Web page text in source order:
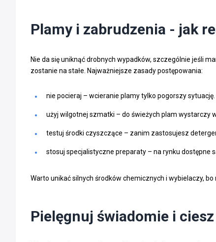
Plamy i zabrudzenia - jak
Nie da się uniknąć drobnych wypadków, szczególnie jeśli
zostanie na stałe. Najważniejsze zasady postępowania:
nie pocieraj – wcieranie plamy tylko pogorszy
użyj wilgotnej szmatki – do świeżych plam wystarczy
testuj środki czyszczące – zanim zastosujesz
stosuj specjalistyczne preparaty – na rynku dostępne
Warto unikać silnych środków chemicznych i wybielaczy,
Pielęgnuj świadomie i